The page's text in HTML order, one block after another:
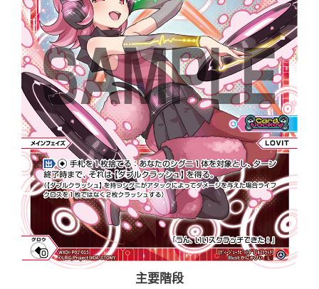
主要階段